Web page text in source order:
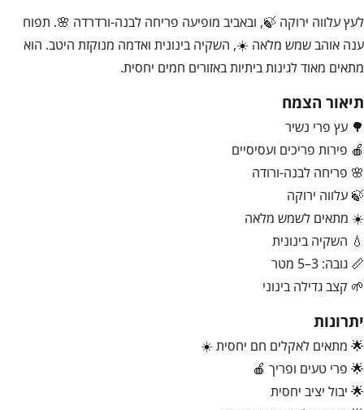
לעץ עלווה ירוקה 🍃, ובאביב מופיעה פריחה לבנה-ורדרדה 🌸. תפוח
ענה אוהב שמש מלאה ☀️, השקיה בינונית ואדמה מנוקזת היטב. הוא
מתאים מאוד לגינות ביתיות באזורים חמים יחסית.
תיאור הצמח
🌳 עץ פרי נשיר
🍎 פירות פריכים ועסיסיים
🌸 פריחה לבנה-ורודה
🍃 עלווה ירוקה
☀️ מתאים לשמש מלאה
💧 השקיה בינונית
📏 גובה: 3–5 מטר
🌱 קצב גדילה בינוני
יתרונות
🌟 מתאים לאקלים חם יחסית ☀️
🌟 פרי טעים ופריך 🍎
🌟 יבול יציב יחסית